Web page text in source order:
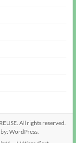
. All rights reserved.
by:WordPress.